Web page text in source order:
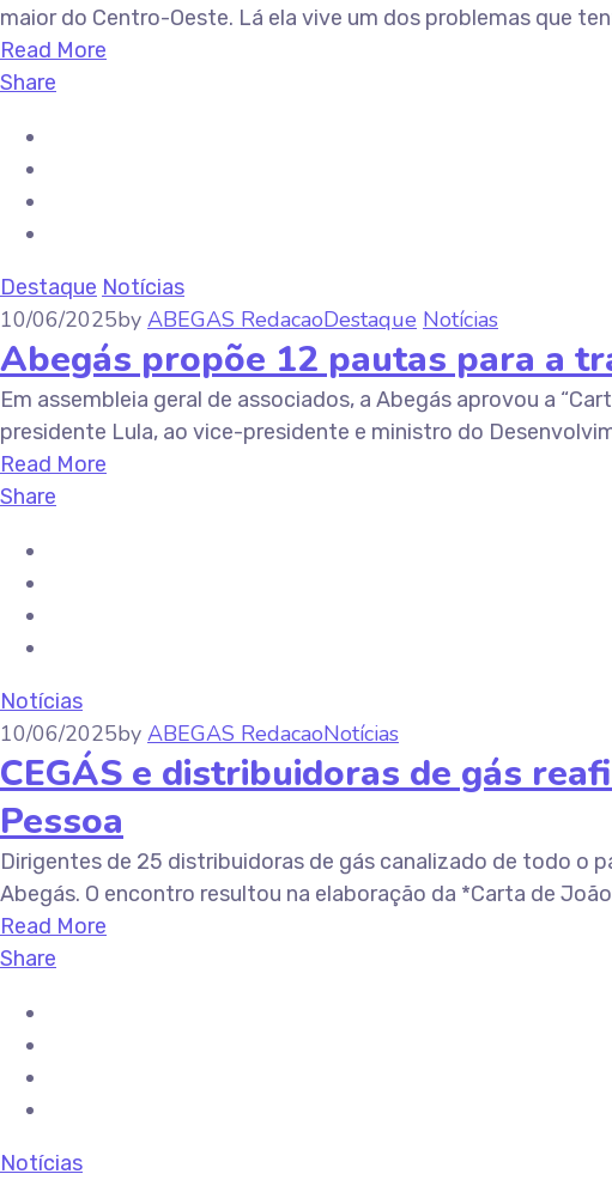
maior do Centro-Oeste. Lá ela vive um dos problemas que
Read More
Share
Destaque Notícias
10/06/2025by ABEGAS RedacaoDestaque Notícias
Abegás propõe 12 pautas para a
Em assembleia geral de associados, a Abegás aprovou a
presidente Lula, ao vice-presidente e ministro do
Read More
Share
Notícias
10/06/2025by ABEGAS RedacaoNotícias
CEGÁS e distribuidoras de gás
Pessoa
Dirigentes de 25 distribuidoras de gás canalizado de todo o
Abegás. O encontro resultou na elaboração da *Carta de
Read More
Share
Notícias